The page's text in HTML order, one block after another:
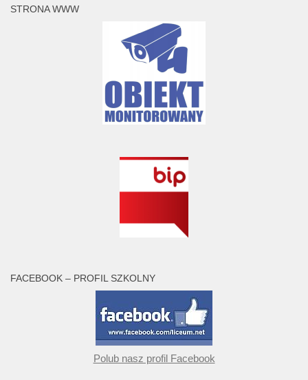
STRONA WWW
FACEBOOK – PROFIL SZKOLNY
Polub nasz profil Facebook